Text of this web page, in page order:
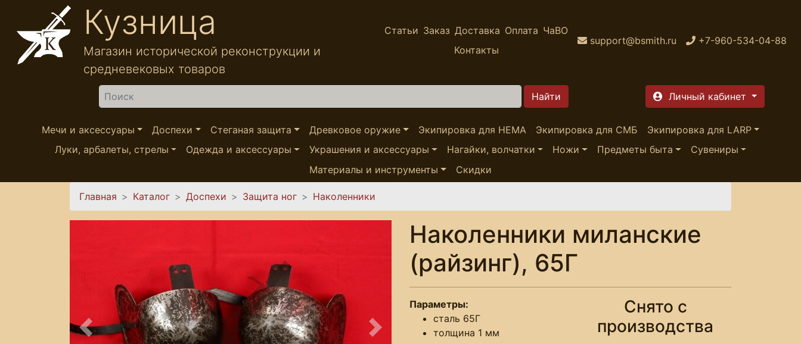
Перейти к основному содержанию
Кузница
Магазин исторической реконструкции и
средневековых товаров
Статьи Заказ Доставка Оплата ЧаВО
Контакты
support@bsmith.ru +7-960-534-04-88
Найти Личный кабинет
Мечи и аксессуары Доспехи Стеганая защита Древковое оружие Экипировка для HEMA Экипировка для СМБ
Экипировка для LARP
Луки, арбалеты, стрелы
Одежда и аксессуары Украшения и аксессуары Нагайки, волчатки Ножи Предметы быта
Сувениры
Материалы и инструменты
Скидки
Вы здесь
Главная Каталог Доспехи Защита ног Наколенники
Предыдущее Следующее
Наколенники миланские
(райзинг), 65Г
Параметры:
сталь 65Г
толщина 1 мм
Снято с
производства